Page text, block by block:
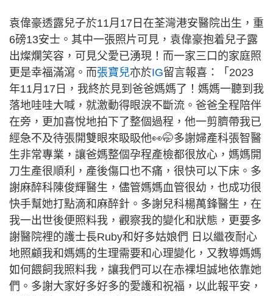
袁偉豪透露兒子於11月17日在荃灣港安醫院出生，重
6磅13安士。其中一張照片可見，袁偉豪抱着兒子露
出燦爛笑容，可見父愛已湧現！而一家三口的家庭照
更是幸福滿瀉。而張寶兒亦於IG留言報喜：「2023
年11月17日，我終於見到爸爸媽媽了！媽媽一聽到我
落地哇哇大喊，就激動得眼淚不斷流。爸爸全程陪伴
在旁，更加喜悅地拍下了整個過程，他一剪臍帶我已
經急不及待張開雙眼來𥄫𥄫他👀🤭多謝婦產科張智醫
生非常專業，讓爸媽整個孕程產檢都很放心，媽媽開
刀生產很順利，產後傷口也不痛，很快可以下床。多
謝麻醉科陳俊輝醫生，儘管媽媽血管很幼，也成功很
快手幫她打點滴和麻醉針。多謝兒科楊萬鋒醫生，在
我一出世後便照料我，觀察我的變化和狀態，更要多
謝醫院裡的護士長Ruby和好多姑娘們 日以繼夜耐心
地照顧我和媽媽的生理需要和心理變化，又教導媽媽
如何餵飼我照料我，讓我們可以在赤裸坦誠地依靠她
們。多謝大家好多好多的愛護和祝福，以此報平安，